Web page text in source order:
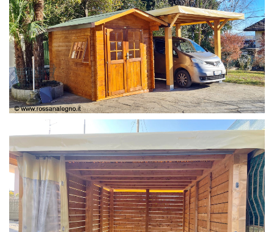
CASETTA E COPERTURA AUTO